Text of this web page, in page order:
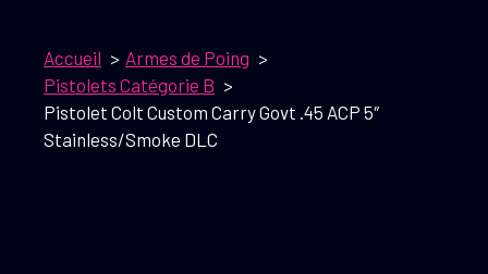
Accueil
Armes de Poing
Pistolets Catégorie B
Pistolet Colt Custom Carry Govt .45 ACP 5″
Stainless/Smoke DLC